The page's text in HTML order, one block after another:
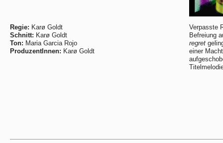
Regie: Karø Goldt
Schnitt: Karø Goldt
Ton: Maria Garcia Rojo
ProduzentInnen: Karø Goldt
Verpasste
Befreiung
regret
einer